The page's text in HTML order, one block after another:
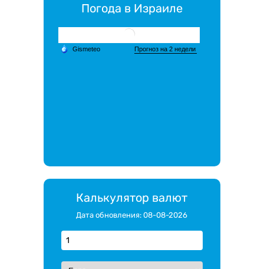
Погода в Израиле
Калькулятор валют
Дата обновления: 08-08-2026